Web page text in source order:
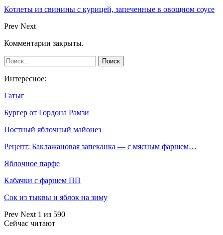
Котлеты из свинины с курицей, запеченные в овощном соусе
Prev Next
Комментарии закрыты.
Интересное:
Гатыг
Бургер от Гордона Рамзи
Постный яблочный майонез
Рецепт: Баклажановая запеканка — с мясным фаршем…
Яблочное парфе
Кабачки с фаршем ПП
Сок из тыквы и яблок на зиму
Prev Next 1 из 590
Сейчас читают